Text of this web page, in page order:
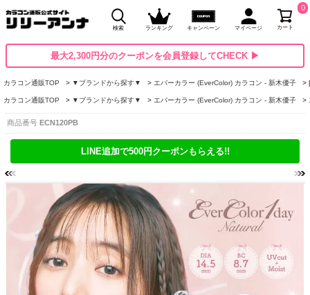
検索 ランキング キャンペーン マイページ カート
0
最大2,300円分のクーポンを会員登録してCHECK ▶
カラコン通販TOP ▼ブランドから探す▼ エバーカラー (EverColor) カラコン - 新木優子
カラコン通販TOP ▼ブランドから探す▼ エバーカラー (EverColor) カラコン - 新木優子
商品番号 ECN120PB
LINE追加で500円クーポンもらえる!!